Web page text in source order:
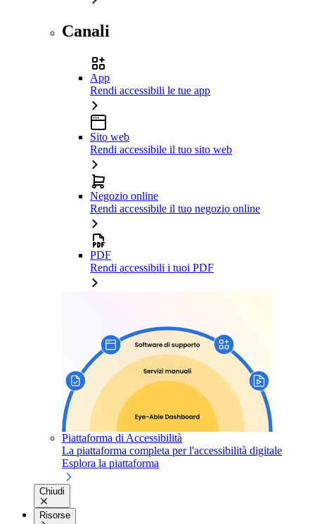
Canali
App
Rendi accessibili le tue app
Sito web
Rendi accessibile il tuo sito web
Negozio online
Rendi accessibile il tuo negozio online
PDF
Rendi accessibili i tuoi PDF
Piattaforma di Accessibilità
La piattaforma completa per l'accessibilità digitale
Esplora la piattaforma
Chiudi
Risorse